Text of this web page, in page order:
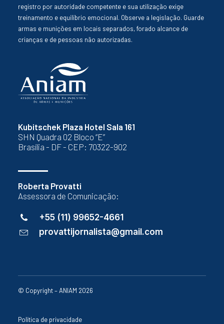
Kubitschek Plaza Hotel Sala 161
SHN Quadra 02 Bloco “E”
Brasília - DF - CEP: 70322-902
Roberta Provatti
Assessora de Comunicação:
+55 (11) 99652-4661
provattijornalista@gmail.com
registro por autoridade competente e sua utilização exige
treinamento e equilíbrio emocional. Observe a legislação. Guarde
armas e munições em locais separados, forado alcance de
crianças e de pessoas não autorizadas.
© Copyright – ANIAM 2026
Política de privacidade